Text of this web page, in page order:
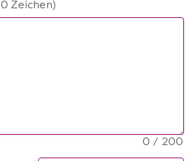
Zeichen)
0 / 200